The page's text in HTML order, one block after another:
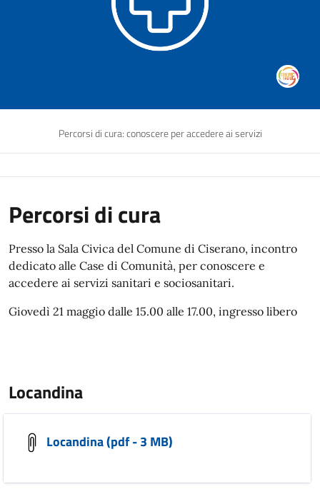
Percorsi di cura: conoscere per accedere ai servizi
Percorsi di cura
Presso la Sala Civica del Comune di Ciserano, incontro
dedicato alle Case di Comunità, per conoscere e
accedere ai servizi sanitari e sociosanitari.
Giovedì 21 maggio dalle 15.00 alle 17.00, ingresso libero
Locandina
Locandina (pdf - 3 MB)